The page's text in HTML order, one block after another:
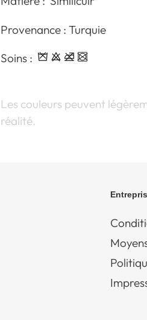
Provenance : Turquie
Soins :
Les couleurs peuvent
réalité.